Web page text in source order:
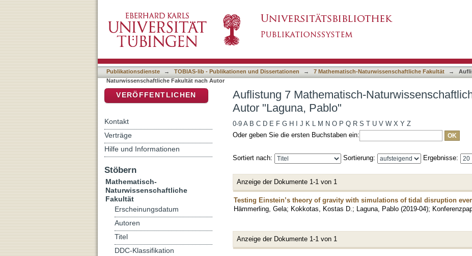
Publikationsdienste → TOBIAS-lib - Publikationen und Dissertationen → 7 Mathematisch-Naturwissenschaftliche Fakultät →
Naturwissenschaftliche Fakultät nach Autor
Auflistung 7 Mathematisch-
Autor "Laguna, Pablo"
0-9 A B C D E F G H J K L M N O P Q R S T U V W X Y Z
Oder geben Sie die ersten Buchstaben ein:
Sortiert nach: Sortierung: Ergebnisse:
Anzeige der Dokumente 1-1 von 1
Testing Einstein’s theory of gravity with simulations of tidal disruption
Hämmerling, Gela; Kokkotas, Kostas D. ; Laguna, Pablo (2019-04);
Anzeige der Dokumente 1-1 von 1
VERÖFFENTLICHEN
Kontakt
Verträge
Hilfe und Informationen
Stöbern
Mathematisch-
Naturwissenschaftliche
Fakultät
Erscheinungsdatum
Autoren
Titel
DDC-Klassifikation